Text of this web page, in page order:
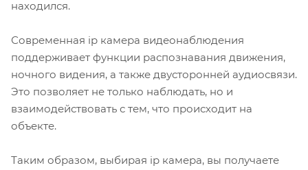
находился.
Современная ip камера видеонаблюдения
поддерживает функции распознавания движения,
ночного видения, а также двусторонней аудиосвязи.
Это позволяет не только наблюдать, но и
взаимодействовать с тем, что происходит на
объекте.
Таким образом, выбирая ip камера, вы получаете